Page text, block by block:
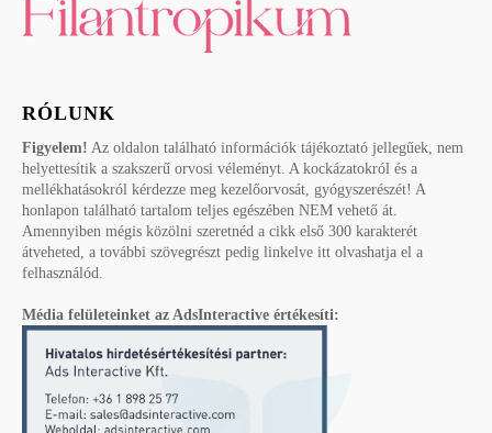
RÓLUNK
Figyelem! Az oldalon található információk tájékoztató jellegűek, nem
helyettesítik a szakszerű orvosi véleményt. A kockázatokról és a
mellékhatásokról kérdezze meg kezelőorvosát, gyógyszerészét! A
honlapon található tartalom teljes egészében NEM vehető át.
Amennyiben mégis közölni szeretnéd a cikk első 300 karakterét
átveheted, a további szövegrészt pedig linkelve itt olvashatja el a
felhasználód.
Média felületeinket az AdsInteractive értékesíti: